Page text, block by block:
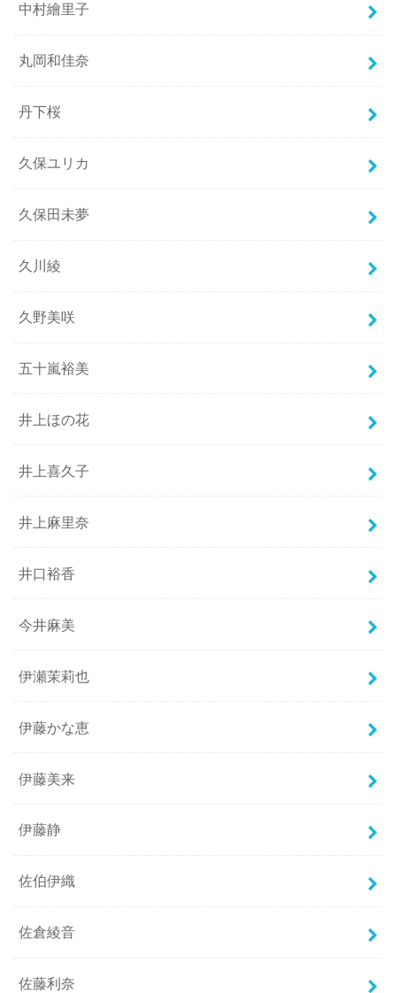
中村繪里子
丸岡和佳奈
丹下桜
久保ユリカ
久保田未夢
久川綾
久野美咲
五十嵐裕美
井上ほの花
井上喜久子
井上麻里奈
井口裕香
今井麻美
伊瀬茉莉也
伊藤かな恵
伊藤美来
伊藤静
佐伯伊織
佐倉綾音
佐藤利奈